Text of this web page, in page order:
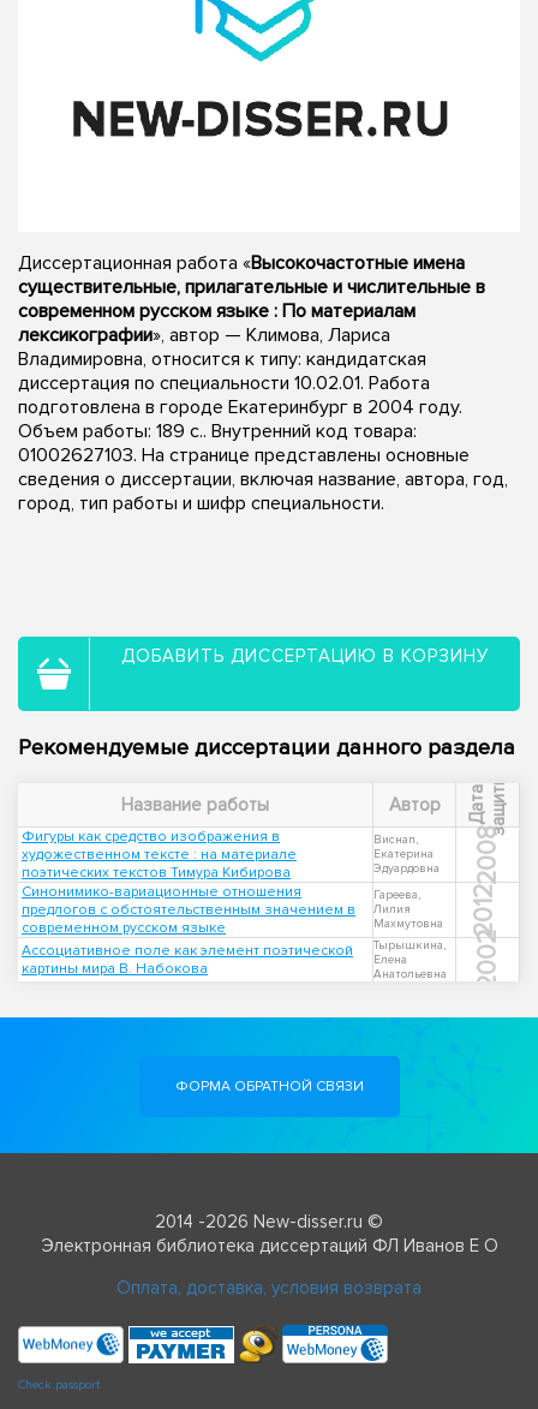
Диссертационная работа «Высокочастотные имена
существительные, прилагательные и числительные в
современном русском языке : По материалам
лексикографии», автор — Климова, Лариса
Владимировна, относится к типу: кандидатская
диссертация по специальности 10.02.01. Работа
подготовлена в городе Екатеринбург в 2004 году.
Объем работы: 189 с.. Внутренний код товара:
01002627103. На странице представлены основные
сведения о диссертации, включая название, автора, год,
город, тип работы и шифр специальности.
ДОБАВИТЬ ДИССЕРТАЦИЮ В КОРЗИНУ
Рекомендуемые диссертации данного раздела
Название работы Автор Д
а
т
а
з
а
щ
и
т ы
Фигуры как средство изображения в
художественном тексте : на материале
поэтических текстов Тимура Кибирова
Виснап,
Екатерина
Эдуардовна
2008
Синонимико-вариационные отношения
предлогов с обстоятельственным значением в
современном русском языке
Гареева,
Лилия
Махмутовна
2012
Ассоциативное поле как элемент поэтической
картины мира В. Набокова
Тырышкина,
Елена
Анатольевна
2002
ФОРМА ОБРАТНОЙ СВЯЗИ
2014 -2026 New-disser.ru ©
Электронная библиотека диссертаций ФЛ Иванов Е О
Оплата, доставка, условия возврата
Check passport